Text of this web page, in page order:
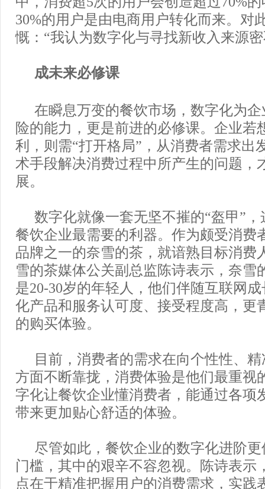
30%的用户是由电商用户转化而来。对
慨：“我认为数字化与寻找新收入来源
成未来必修课
在瞬息万变的餐饮市场，数字化为
险的能力，更是前进的必修课。企业若
利，则需“打开格局”，从消费者需求出
术手段解决消费过程中所产生的问题，
展。
数字化就像一套无坚不摧的“盔甲”，
餐饮企业最需要的利器。作为颇受消费
品牌之一的奈雪的茶，就谙熟目标消费
雪的茶媒体公关副总监陈诗表示，奈雪
是20-30岁的年轻人，他们伴随互联网
化产品和服务认可度、接受程度高，更
的购买体验。
目前，消费者的需求在向个性性、
方面不断靠拢，消费体验是他们最重视
字化让餐饮企业懂消费者，能通过各项
带来更加贴心舒适的体验。
尽管如此，餐饮企业的数字化进阶
门槛，其中的艰辛不容忽视。陈诗表示
点在于精准把握用户的消费需求，实践